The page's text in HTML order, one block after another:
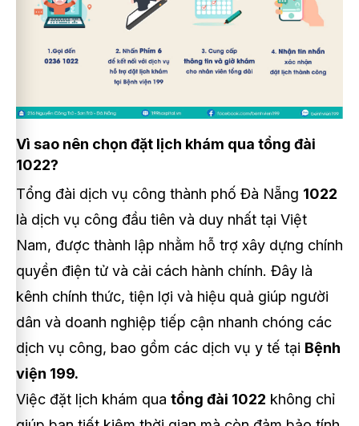
Vì sao nên chọn đặt lịch khám qua tổng đài
1022?
Tổng đài dịch vụ công thành phố Đà Nẵng 1022
là dịch vụ công đầu tiên và duy nhất tại Việt
Nam, được thành lập nhằm hỗ trợ xây dựng chính
quyền điện tử và cải cách hành chính. Đây là
kênh chính thức, tiện lợi và hiệu quả giúp người
dân và doanh nghiệp tiếp cận nhanh chóng các
dịch vụ công, bao gồm các dịch vụ y tế tại Bệnh
viện 199.
Việc đặt lịch khám qua tổng đài 1022 không chỉ